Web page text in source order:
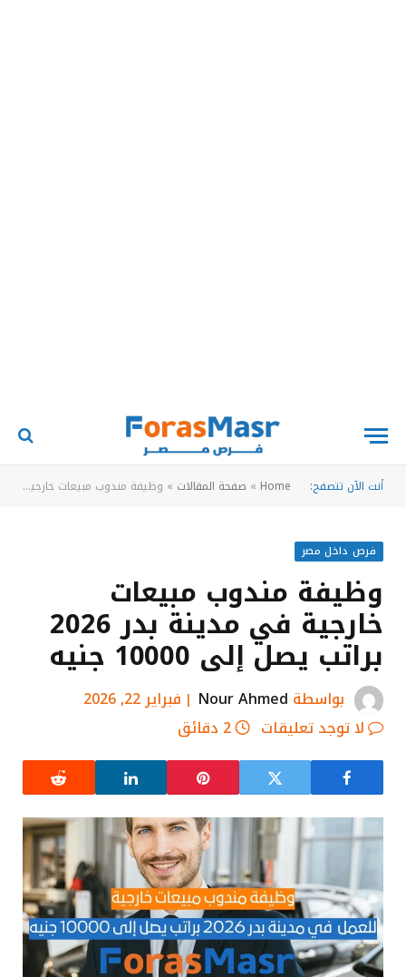
أنت الآن تتصفح: Home
» صفحة المقالات » وظيفة مندوب مبيعات خارجية في مدينة بدر 2026 براتب يصل إلى 10000 جنيه
فرص داخل مصر
وظيفة مندوب مبيعات
خارجية في مدينة بدر 2026
براتب يصل إلى 10000 جنيه
بواسطة Nour Ahmed
فبراير 22, 2026
لا توجد تعليقات
2 دقائق